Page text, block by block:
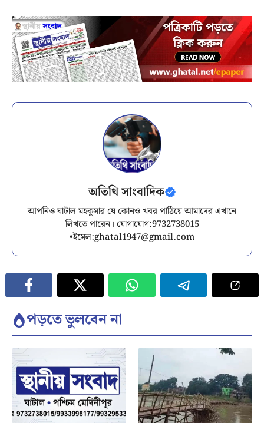
অতিথি সাংবাদিক
আপনিও ঘাটাল মহকুমার যে কোনও খবর পাঠিয়ে আমাদের এখানে
লিখতে পারেন। যোগাযোগ:9732738015
•ইমেল:ghatal1947@gmail.com
পড়তে ভুলবেন না